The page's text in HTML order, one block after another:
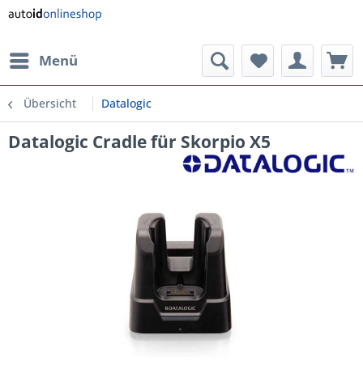
Menü
Übersicht Datalogic
Datalogic Cradle für Skorpio X5